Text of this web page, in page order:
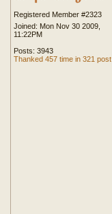
Registered Member #2323
Joined: Mon Nov 30 2009,
11:22PM
Posts: 3943
Thanked 457 time in 321 post